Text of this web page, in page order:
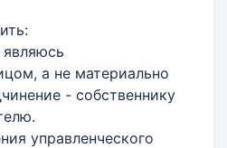
являюсь
а не материально
- собственнику
управленческого